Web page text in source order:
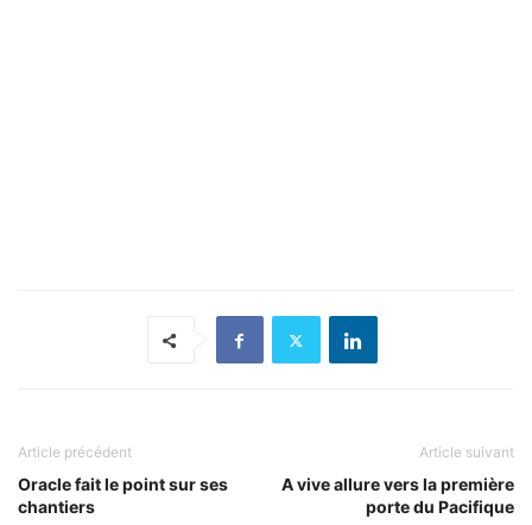
Article précédent
Oracle fait le point sur ses
chantiers
Article suivant
A vive allure vers la première
porte du Pacifique